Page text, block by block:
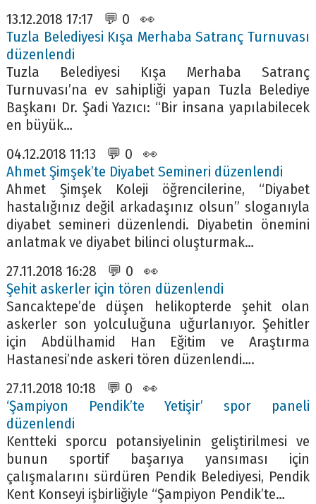
13.12.2018 17:17 💬 0 👀
Tuzla Belediyesi Kışa Merhaba Satranç Turnuvası
düzenlendi
Tuzla Belediyesi Kışa Merhaba Satranç
Turnuvası’na ev sahipliği yapan Tuzla Belediye
Başkanı Dr. Şadi Yazıcı: “Bir insana yapılabilecek
en büyük…
04.12.2018 11:13 💬 0 👀
Ahmet Şimşek’te Diyabet Semineri düzenlendi
Ahmet Şimşek Koleji öğrencilerine, “Diyabet
hastalığınız değil arkadaşınız olsun” sloganıyla
diyabet semineri düzenlendi. Diyabetin önemini
anlatmak ve diyabet bilinci oluşturmak…
27.11.2018 16:28 💬 0 👀
Şehit askerler için tören düzenlendi
Sancaktepe’de düşen helikopterde şehit olan
askerler son yolculuğuna uğurlanıyor. Şehitler
için Abdülhamid Han Eğitim ve Araştırma
Hastanesi’nde askeri tören düzenlendi….
27.11.2018 10:18 💬 0 👀
‘Şampiyon Pendik’te Yetişir’ spor paneli
düzenlendi
Kentteki sporcu potansiyelinin geliştirilmesi ve
bunun sportif başarıya yansıması için
çalışmalarını sürdüren Pendik Belediyesi, Pendik
Kent Konseyi işbirliğiyle “Şampiyon Pendik’te…